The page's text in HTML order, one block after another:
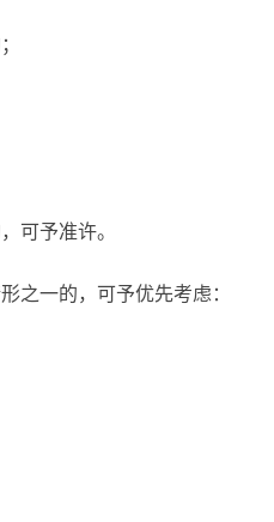
可予准许。
一的，可予优先考虑：